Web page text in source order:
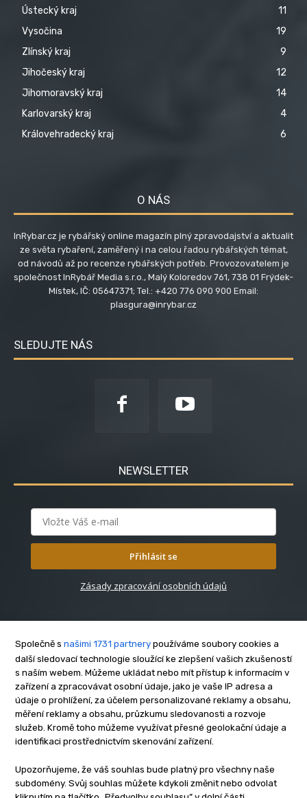
Ústecký kraj
11
Vysočina
19
Zlínský kraj
9
Jihočeský kraj
12
Jihomoravský kraj
14
Karlovarský kraj
4
Královehradecký kraj
6
O NÁS
InRybar.cz je rybářský online magazín plný zpravodajství a aktualit
ze světa rybaření, zaměřený i na celou řadou rybářských témat,
od návodů až po recenze rybářských potřeb. Provozovatelem je
společnost InRybář Media s.r.o., Malý Koloredov 761, 738 01 Frýdek-
Místek, IČ: 05647371; Tel.: +420 776 090 900 Email:
plasgura@inrybar.cz
SLEDUJTE NÁS
NEWSLETTER
Přihlásit se
Zásady zpracování osobních údajů
O nás
Kontakt
Reklama
Zásady soukromí
Cookies
Etický kodex
Společně s našimi 1731 partnery používáme soubory cookies a
další sledovací technologie sloužící ke zlepšení vašich zkušeností
s naším webem. Můžeme ukládat nebo mít přístup k informacím v
zařízení a zpracovávat osobní údaje, jako je vaše IP adresa a
údaje o prohlížení, za účelem personalizované reklamy a obsahu,
měření reklamy a obsahu, průzkumu sledovanosti a rozvoje
služeb. Kromě toho můžeme využívat přesné geolokační údaje a
identifikaci prostřednictvím skenování zařízení.
Upozorňujeme, že váš souhlas bude platný pro všechny naše
subdomény. Svůj souhlas můžete kdykoli změnit nebo odvolat